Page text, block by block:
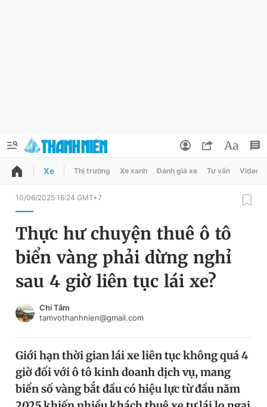
QUẢNG CÁO
Chuyên mục
Chuyên mục khác
Chào ngày mới
Video Magazine
Đổi mật khẩu
Tin đã lưu
Tin đã xem
Xe Thị trường Xe xanh Đánh giá xe Tư vấn Video
10/06/2025 16:24 GMT+7
Thực hư chuyện thuê ô tô
biển vàng phải dừng nghỉ
sau 4 giờ liên tục lái xe?
Chí Tâm
tamvothanhnien@gmail.com
Giới hạn thời gian lái xe liên tục không quá 4
giờ đối với ô tô kinh doanh dịch vụ, mang
biển số vàng bắt đầu có hiệu lực từ đầu năm